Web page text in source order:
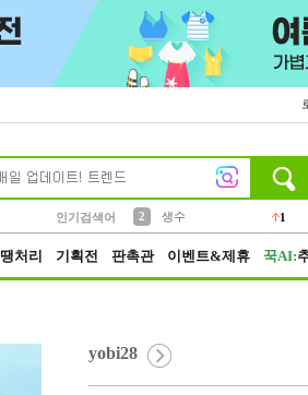
인기검색어
2 생수
1
3
케이스 1
땡처리 기획전 판촉관 이벤트&제휴 꾹AI:
yobi28